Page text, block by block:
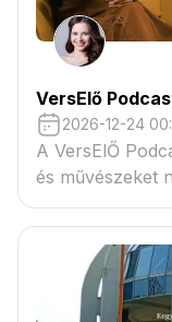
VersElő
2026-12-24
A VersElŐ
és művészeket